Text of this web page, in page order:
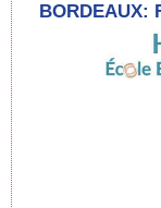
BORDEAUX: